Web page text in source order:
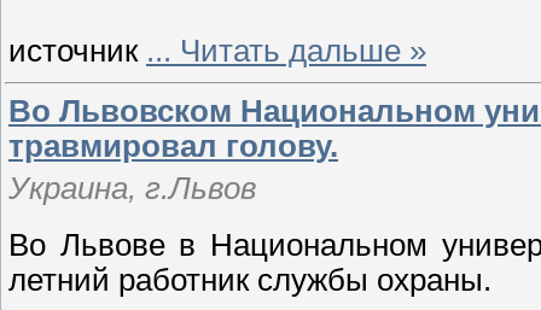
источник ... Читать дальше »
Во Львовском Национальном
травмировал голову.
Украина, г.Львов
Во Львове в Национальном
летний работник службы охраны.